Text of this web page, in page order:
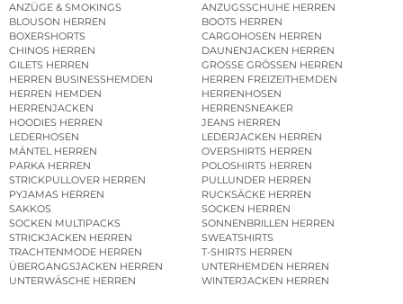
ANZÜGE & SMOKINGS
ANZUGSSCHUHE HERREN
BLOUSON HERREN
BOOTS HERREN
BOXERSHORTS
CARGOHOSEN HERREN
CHINOS HERREN
DAUNENJACKEN HERREN
GILETS HERREN
GROSSE GRÖSSEN HERREN
HERREN BUSINESSHEMDEN
HERREN FREIZEITHEMDEN
HERREN HEMDEN
HERRENHOSEN
HERRENJACKEN
HERRENSNEAKER
HOODIES HERREN
JEANS HERREN
LEDERHOSEN
LEDERJACKEN HERREN
MÄNTEL HERREN
OVERSHIRTS HERREN
PARKA HERREN
POLOSHIRTS HERREN
STRICKPULLOVER HERREN
PULLUNDER HERREN
PYJAMAS HERREN
RUCKSÄCKE HERREN
SAKKOS
SOCKEN HERREN
SOCKEN MULTIPACKS
SONNENBRILLEN HERREN
STRICKJACKEN HERREN
SWEATSHIRTS
TRACHTENMODE HERREN
T-SHIRTS HERREN
ÜBERGANGSJACKEN HERREN
UNTERHEMDEN HERREN
UNTERWÄSCHE HERREN
WINTERJACKEN HERREN